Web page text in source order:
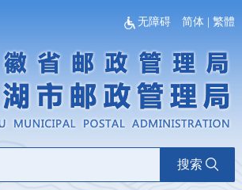
无障碍 简体 |繁體
搜索